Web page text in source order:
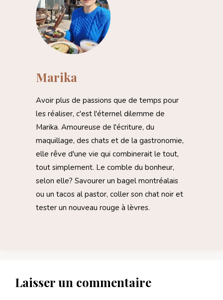
Marika
Avoir plus de passions que de temps pour
les réaliser, c'est l'éternel dilemme de
Marika. Amoureuse de l'écriture, du
maquillage, des chats et de la gastronomie,
elle rêve d'une vie qui combinerait le tout,
tout simplement. Le comble du bonheur,
selon elle? Savourer un bagel montréalais
ou un tacos al pastor, coller son chat noir et
tester un nouveau rouge à lèvres.
Laisser un commentaire